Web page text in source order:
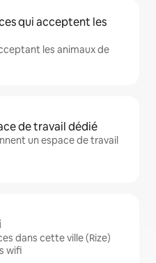
qui acceptent les
les animaux de
de travail dédié
un espace de travail
dans cette ville (Rize)
wifi